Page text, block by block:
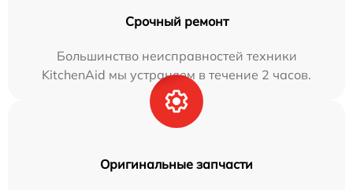
Срочный ремонт
Большинство неисправностей техники
KitchenAid мы устраняем в течение 2 часов.
Оригинальные запчасти